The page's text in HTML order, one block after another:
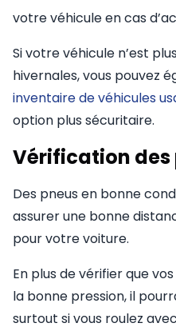
votre véhicule en cas
Si votre véhicule n’est
hivernales, vous pouvez
inventaire de véhicules
option plus sécuritaire.
Vérification des
Des pneus en bonne
assurer une bonne
pour votre voiture.
En plus de vérifier que
la bonne pression, il
surtout si vous roulez